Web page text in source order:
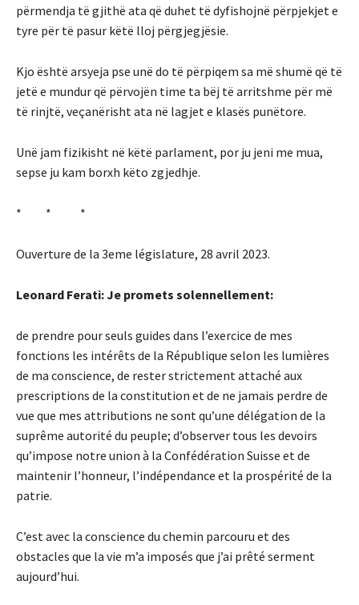
përmendja të gjithë ata që duhet të dyfishojnë përpjekjet e
tyre për të pasur këtë lloj përgjegjësie.
Kjo është arsyeja pse unë do të përpiqem sa më shumë që të
jetë e mundur që përvojën time ta bëj të arritshme për më
të rinjtë, veçanërisht ata në lagjet e klasës punëtore.
Unë jam fizikisht në këtë parlament, por ju jeni me mua,
sepse ju kam borxh këto zgjedhje.
* * *
Ouverture de la 3eme législature, 28 avril 2023.
Leonard Ferati: Je promets solennellement:
de prendre pour seuls guides dans l’exercice de mes
fonctions les intérêts de la République selon les lumières
de ma conscience, de rester strictement attaché aux
prescriptions de la constitution et de ne jamais perdre de
vue que mes attributions ne sont qu’une délégation de la
suprême autorité du peuple; d’observer tous les devoirs
qu’impose notre union à la Confédération Suisse et de
maintenir l’honneur, l’indépendance et la prospérité de la
patrie.
C’est avec la conscience du chemin parcouru et des
obstacles que la vie m’a imposés que j’ai prêté serment
aujourd’hui.